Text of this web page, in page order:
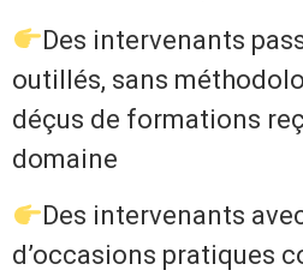
Des intervenants
outillés, sans
déçus de formations
domaine
Des intervenants
d’occasions pratiques